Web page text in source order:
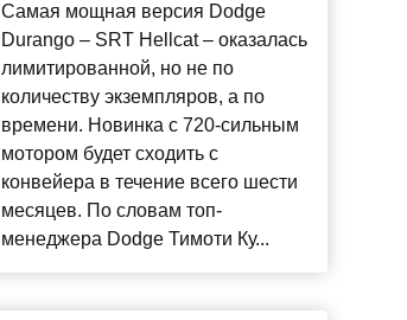
Самая мощная версия Dodge
Durango – SRT Hellcat – оказалась
лимитированной, но не по
количеству экземпляров, а по
времени. Новинка с 720-сильным
мотором будет сходить с
конвейера в течение всего шести
месяцев. По словам топ-
менеджера Dodge Тимоти Ку...